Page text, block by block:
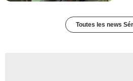
Toutes les news